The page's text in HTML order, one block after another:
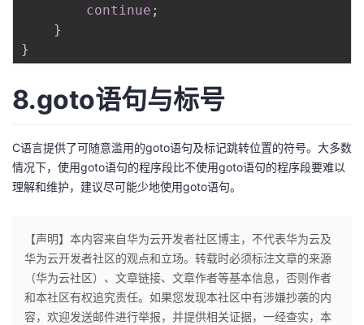
continue ;
}
}
8.goto语句与标号
C语言提供了可随意滥用的goto语句及标记跳转位置的符号。大多数
情况下，使用goto语句的程序段比不使用goto语句的程序段要难以
理解和维护，建议尽可能少地使用goto语句。
【声明】本内容来自华为云开发者社区博主，不代表华为云及
华为云开发者社区的观点和立场。转载时必须标注文章的来源
（华为云社区）、文章链接、文章作者等基本信息，否则作者
和本社区有权追究责任。如果您发现本社区中有涉嫌抄袭的内
容，欢迎发送邮件进行举报，并提供相关证据，一经查实，本